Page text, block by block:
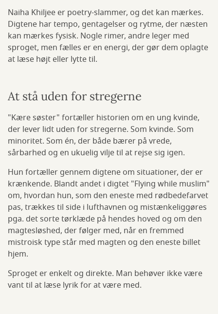
Naiha Khiljee er poetry-slammer, og det kan mærkes.
Digtene har tempo, gentagelser og rytme, der næsten
kan mærkes fysisk. Nogle rimer, andre leger med
sproget, men fælles er en energi, der gør dem oplagte
at læse højt eller lytte til.
At stå uden for stregerne
"Kære søster" fortæller historien om en ung kvinde,
der lever lidt uden for stregerne. Som kvinde. Som
minoritet. Som én, der både bærer på vrede,
sårbarhed og en ukuelig vilje til at rejse sig igen.
Hun fortæller gennem digtene om situationer, der er
krænkende. Blandt andet i digtet "Flying while muslim"
om, hvordan hun, som den eneste med rødbedefarvet
pas, trækkes til side i lufthavnen og mistænkeliggøres
pga. det sorte tørklæde på hendes hoved og om den
magtesløshed, der følger med, når en fremmed
mistroisk type står med magten og den eneste billet
hjem.
Sproget er enkelt og direkte. Man behøver ikke være
vant til at læse lyrik for at være med.